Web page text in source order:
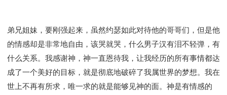
弟兄姐妹，要刚强起来，虽然约瑟如此对待他的哥哥们，但是他
的情感却是非常地自由，该哭就哭，什么男子汉有泪不轻弹，有
什么关系。我感谢神，神一直恩待我，让我经历的所有事情都达
成了一个美好的目标，就是彻底地破碎了我属世界的梦想。我在
世上不再有所求，唯一求的就是能够见神的面。神是有情感的